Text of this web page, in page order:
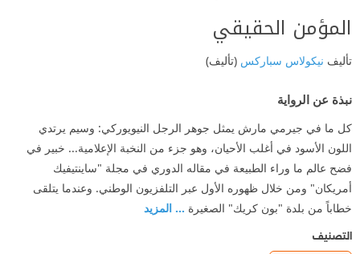
المؤمن الحقيقي
تأليف نيكولاس سباركس (تأليف)
نبذة عن الرواية
كل ما في جيرمي مارش يمثل جوهر الرجل النيويوركي: وسيم يرتدي
اللون الأسود في أغلب الأحيان، وهو جزء من النخبة الإعلامية... خبير في
فضح عالم ما وراء الطبيعة في مقاله الدوري في مجلة "ساينتيفيك
أمريكان" ومن خلال ظهوره الأول عبر التلفزيون الوطني. وعندما يتلقى
خطاباً من بلدة "بون كريك" الصغيرة ... المزيد
التصنيف